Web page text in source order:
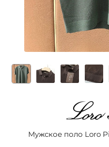
Мужское поло Loro